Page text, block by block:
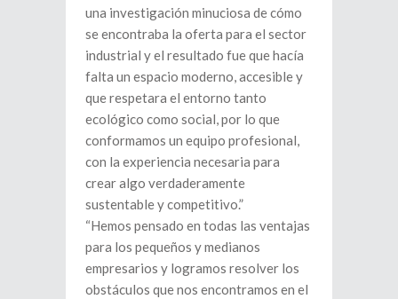
una investigación minuciosa de cómo
se encontraba la oferta para el sector
industrial y el resultado fue que hacía
falta un espacio moderno, accesible y
que respetara el entorno tanto
ecológico como social, por lo que
conformamos un equipo profesional,
con la experiencia necesaria para
crear algo verdaderamente
sustentable y competitivo.”
“Hemos pensado en todas las ventajas
para los pequeños y medianos
empresarios y logramos resolver los
obstáculos que nos encontramos en el